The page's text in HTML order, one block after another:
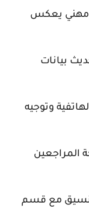
مهني يعكس
بيانات
وتوجيه
المراجعين
مع قسم